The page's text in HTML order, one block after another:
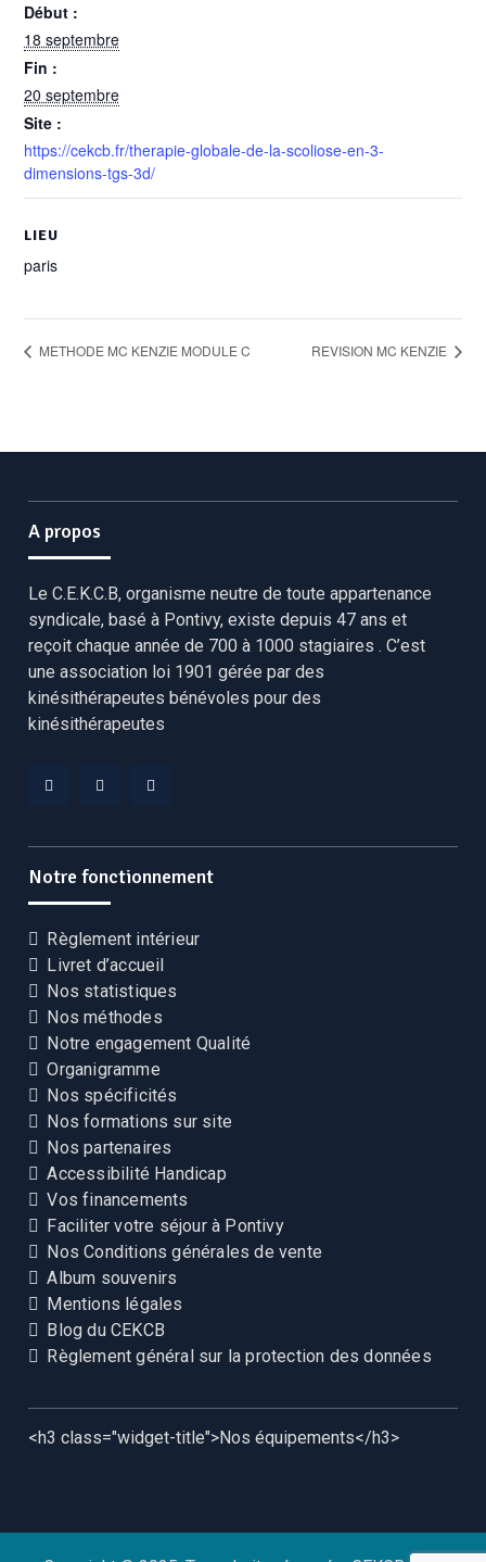
Début :
18 septembre
Fin :
20 septembre
Site :
https://cekcb.fr/therapie-globale-de-la-scoliose-en-3-
dimensions-tgs-3d/
LIEU
paris
METHODE MC KENZIE MODULE C REVISION MC KENZIE
A propos
Le C.E.K.C.B, organisme neutre de toute appartenance
syndicale, basé à Pontivy, existe depuis 47 ans et
reçoit chaque année de 700 à 1000 stagiaires . C’est
une association loi 1901 gérée par des
kinésithérapeutes bénévoles pour des
kinésithérapeutes
CEKCBCEKCBCEKCB
Notre fonctionnement
Règlement intérieur
Livret d’accueil
Nos statistiques
Nos méthodes
Notre engagement Qualité
Organigramme
Nos spécificités
Nos formations sur site
Nos partenaires
Accessibilité Handicap
Vos financements
Faciliter votre séjour à Pontivy
Nos Conditions générales de vente
Album souvenirs
Mentions légales
Blog du CEKCB
Règlement général sur la protection des données
<h3 class="widget-title">Nos équipements</h3>